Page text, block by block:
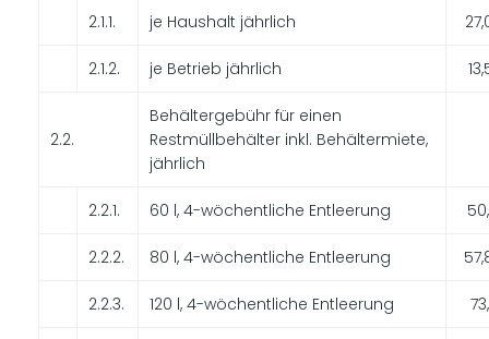
2.1.1. je Haushalt jährlich
2.1.2. je Betrieb jährlich
2.2.
Behältergebühr für einen
Restmüllbehälter inkl. Behältermiete,
jährlich
2.2.1. 60 l, 4-wöchentliche Entleerung
2.2.2. 80 l, 4-wöchentliche Entleerung
2.2.3. 120 l, 4-wöchentliche Entleerung